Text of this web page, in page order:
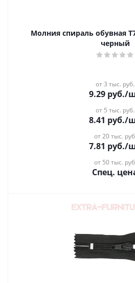
Молния спираль обувная
черный
от 3 тыс. руб.
9.29 руб./
от 5 тыс. руб.
8.41 руб./
от 20 тыс.
7.81 руб./
от 50 тыс.
Спец.